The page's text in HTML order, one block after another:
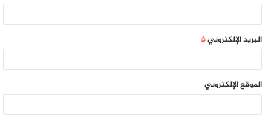
البريد الإلكتروني*
الموقع الإلكتروني